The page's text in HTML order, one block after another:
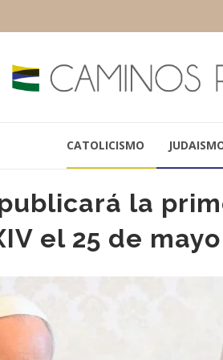
CATOLICISMO
la
el 25 de mayo
FERNÁNDEZ